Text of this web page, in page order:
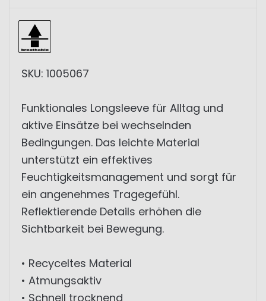
SKU: 1005067
Funktionales Longsleeve für Alltag und
aktive Einsätze bei wechselnden
Bedingungen. Das leichte Material
unterstützt ein effektives
Feuchtigkeitsmanagement und sorgt für
ein angenehmes Tragegefühl.
Reflektierende Details erhöhen die
Sichtbarkeit bei Bewegung.
• Recyceltes Material
• Atmungsaktiv
• Schnell trocknend